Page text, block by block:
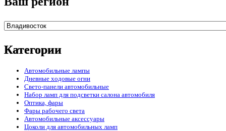
Категории
Автомобильные лампы
Дневные ходовые огни
Свето-панели автомобильные
Набор ламп для подсветки салона автомобиля
Оптика, фары
Фары рабочего света
Автомобильные аксессуары
Цоколи для автомобильных ламп